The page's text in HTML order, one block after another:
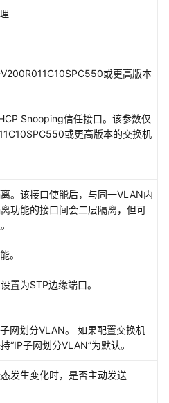
或更高版本
Snooping信任接口。该参数仅
或更高版本的交换机
。该接口使能后，与同一VLAN内
功能的接口间会二层隔离，但可
。
置为STP边缘端口。
网划分VLAN。 如果配置交换机
“IP子网划分VLAN”为默认。
发生变化时，是否主动发送